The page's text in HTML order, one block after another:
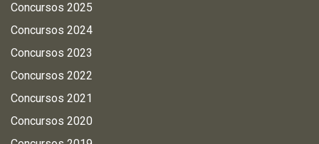
Concursos 2025
Concursos 2024
Concursos 2023
Concursos 2022
Concursos 2021
Concursos 2020